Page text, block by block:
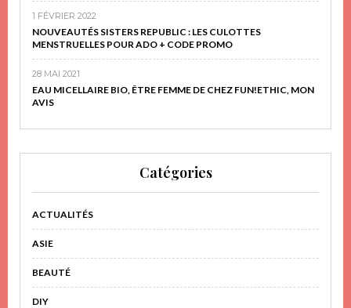
1 FÉVRIER 2022
NOUVEAUTÉS SISTERS REPUBLIC : LES CULOTTES
MENSTRUELLES POUR ADO + CODE PROMO
28 MAI 2021
EAU MICELLAIRE BIO, ÊTRE FEMME DE CHEZ FUN!ETHIC, MON
AVIS
Catégories
ACTUALITÉS
ASIE
BEAUTÉ
DIY